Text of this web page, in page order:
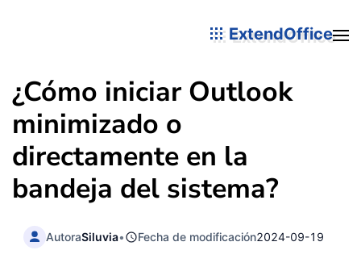
ExtendOffice
¿Cómo iniciar Outlook
minimizado o
directamente en la
bandeja del sistema?
AutoraSiluvia• Fecha de modificación2024-09-19